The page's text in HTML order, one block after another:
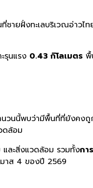
ายฝั่งทะเลบริเวณอ่าวไ
รุนแรง 0.43 กิโลเมตร พื้
วนนี้พบว่ามีพื้นที่ที่ยังคง
ดล้อม
ละสิ่งแวดล้อม รวมทั้งกา
มาส 4 ของปี 2569